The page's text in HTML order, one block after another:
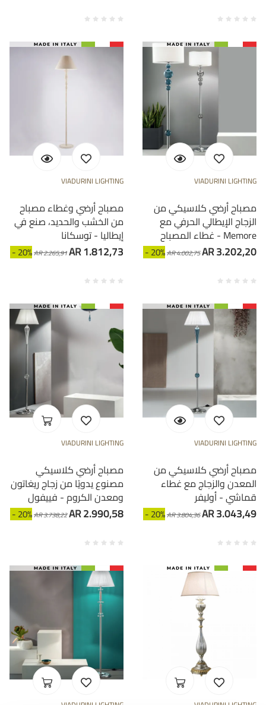
VIADURINI LIGHTING
مصباح أرضي وغطاء مصباح
من الخشب والحديد، صنع في
إيطاليا - توسكانا
- 20%AR 2.265,91AR 1.812,73
VIADURINI LIGHTING
مصباح أرضي كلاسيكي من
الزجاج الإيطالي الحرفي مع
غطاء المصباح - Memore
- 20%AR 4.002,75AR 3.202,20
VIADURINI LIGHTING
مصباح أرضي كلاسيكي
مصنوع يدويًا من زجاج ريغاتون
ومعدن الكروم - فييفول
- 20%AR 3.738,22AR 2.990,58
VIADURINI LIGHTING
مصباح أرضي كلاسيكي من
المعدن والزجاج مع غطاء
قماشي - أوليفر
- 20%AR 3.804,36AR 3.043,49